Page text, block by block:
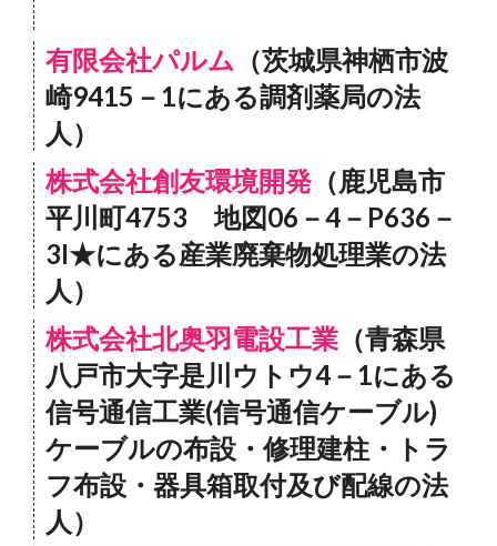
有限会社パルム （茨城県神栖市波
崎9415－1にある調剤薬局の法
人）
株式会社創友環境開発 （鹿児島市
平川町4753 地図06－4－P636－
3I★にある産業廃棄物処理業の法
人）
株式会社北奥羽電設工業 （青森県
八戸市大字是川ウトウ4－1にある
信号通信工業(信号通信ケーブル)
ケーブルの布設・修理建柱・トラ
フ布設・器具箱取付及び配線の法
人）